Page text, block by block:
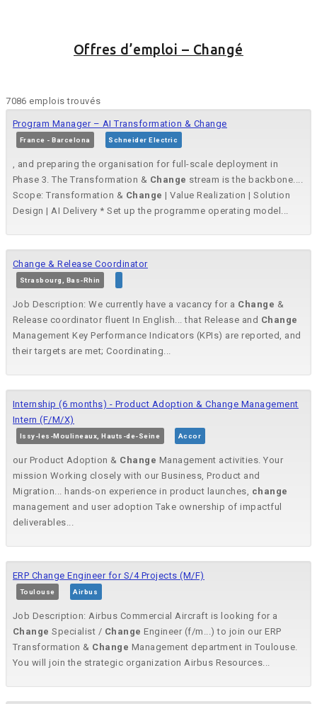
Offres d’emploi – Changé
7086 emplois trouvés
Program Manager – AI Transformation & Change
France - Barcelona Schneider Electric
, and preparing the organisation for full-scale deployment in
Phase 3. The Transformation & Change stream is the backbone....
Scope: Transformation & Change | Value Realization | Solution
Design | AI Delivery * Set up the programme operating model...
Change & Release Coordinator
Strasbourg, Bas-Rhin
Job Description: We currently have a vacancy for a Change &
Release coordinator fluent In English... that Release and Change
Management Key Performance Indicators (KPIs) are reported, and
their targets are met; Coordinating...
Internship (6 months) - Product Adoption & Change Management
Intern (F/M/X)
Issy-les-Moulineaux, Hauts-de-Seine Accor
our Product Adoption & Change Management activities. Your
mission Working closely with our Business, Product and
Migration... hands-on experience in product launches, change
management and user adoption Take ownership of impactful
deliverables...
ERP Change Engineer for S/4 Projects (M/F)
Toulouse Airbus
Job Description: Airbus Commercial Aircraft is looking for a
Change Specialist / Change Engineer (f/m...) to join our ERP
Transformation & Change Management department in Toulouse.
You will join the strategic organization Airbus Resources...